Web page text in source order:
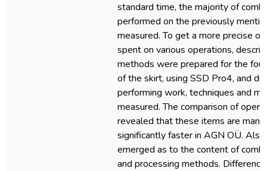
standard time, the majority of
performed on the previously
measured. To get a more precise
spent on various operations,
methods were prepared for the
of the skirt, using SSD Pro4, and
performing work, techniques and
measured. The comparison of
revealed that these items are
significantly faster in AGN OÜ.
emerged as to the content of
and processing methods.